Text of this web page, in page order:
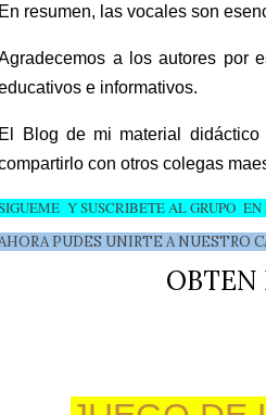
resumen, las vocales son
a los autores por
e informativos.
Blog de mi material
con otros colegas
Y SUSCRIBETE AL GRUPO EN
PUDES UNIRTE A NUESTRO
OBTEN